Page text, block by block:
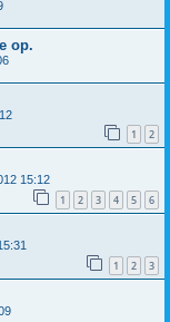
op.
1 2
15:12
1 2 3 4 5 6
1 2 3